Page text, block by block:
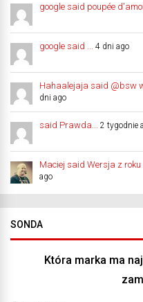
google said poupée
google said ... 4 dni ago
Hahaalejaja said @bsw
dni ago
said Prawda... 2 tygodnie
Maciej said Wersja z roku
ago
SONDA
Która marka ma